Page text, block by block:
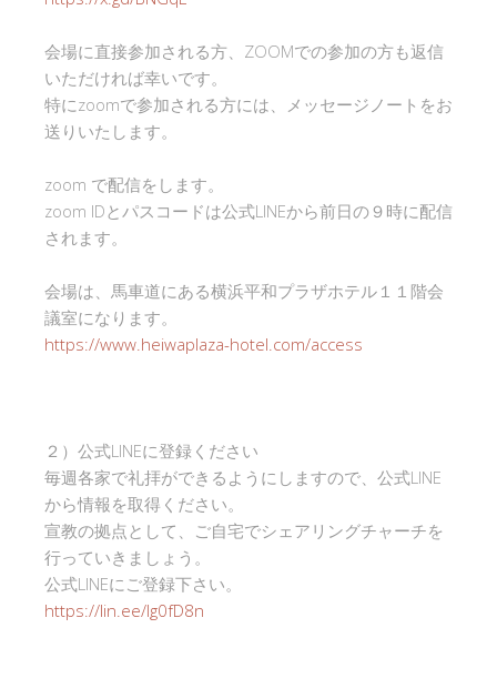
会場に直接参加される方、ZOOMでの参加の方も返信
いただければ幸いです。
特にzoomで参加される方には、メッセージノートをお
送りいたします。
zoom で配信をします。
zoom IDとパスコードは公式LINEから前日の９時に配信
されます。
会場は、馬車道にある横浜平和プラザホテル１１階会
議室になります。
https://www.heiwaplaza-hotel.com/access
２）公式LINEに登録ください
毎週各家で礼拝ができるようにしますので、公式LINE
から情報を取得ください。
宣教の拠点として、ご自宅でシェアリングチャーチを
行っていきましょう。
公式LINEにご登録下さい。
https://lin.ee/Ig0fD8n